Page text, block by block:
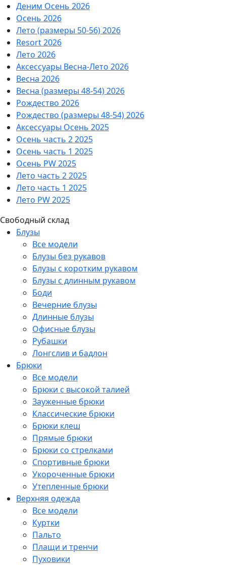
Деним Осень 2026
Осень 2026
Лето (размеры 50-56) 2026
Resort 2026
Лето 2026
Аксессуары Весна-Лето 2026
Весна 2026
Весна (размеры 48-54) 2026
Рождество 2026
Рождество (размеры 48-54) 2026
Аксессуары Осень 2025
Осень часть 2 2025
Осень часть 1 2025
Осень PW 2025
Лето часть 2 2025
Лето часть 1 2025
Лето PW 2025
Свободный склад
Блузы
Все модели
Блузы без рукавов
Блузы с коротким рукавом
Блузы с длинным рукавом
Боди
Вечерние блузы
Длинные блузы
Офисные блузы
Рубашки
Лонгслив и бадлон
Брюки
Все модели
Брюки с высокой талией
Зауженные брюки
Классические брюки
Брюки клеш
Прямые брюки
Брюки со стрелками
Спортивные брюки
Укороченные брюки
Утепленные брюки
Верхняя одежда
Все модели
Куртки
Пальто
Плащи и тренчи
Пуховики